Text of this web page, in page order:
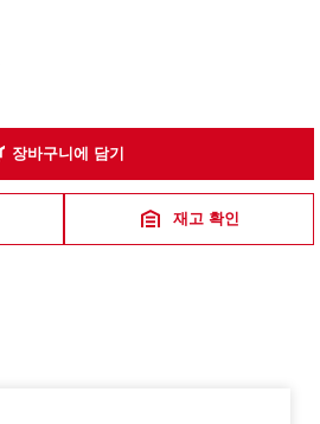
장바구니에 담기
재고 확인